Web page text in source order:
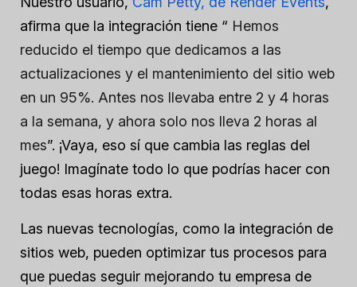
afirma que la integración tiene “ Hemos
reducido el tiempo que dedicamos a las
actualizaciones y el mantenimiento del sitio web
en un 95%. Antes nos llevaba entre 2 y 4 horas
a la semana, y ahora solo nos lleva 2 horas al
mes”. ¡Vaya, eso sí que cambia las reglas del
juego! Imagínate todo lo que podrías hacer con
todas esas horas extra.
Las nuevas tecnologías, como la integración de
sitios web, pueden optimizar tus procesos para
que puedas seguir mejorando tu empresa de